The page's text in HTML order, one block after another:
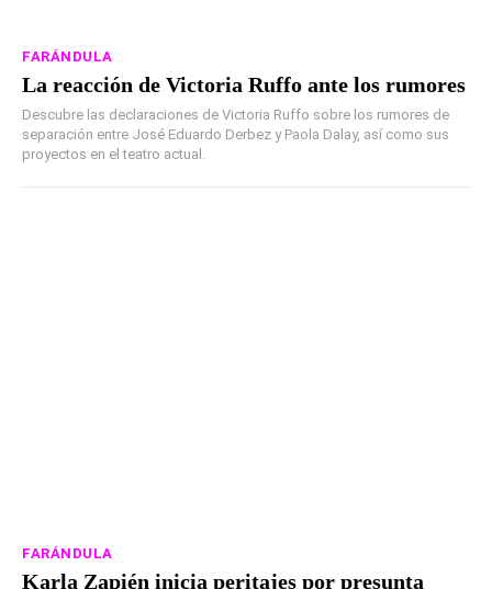
FARÁNDULA
La reacción de Victoria Ruffo ante los rumores
Descubre las declaraciones de Victoria Ruffo sobre los rumores de
separación entre José Eduardo Derbez y Paola Dalay, así como sus
proyectos en el teatro actual.
FARÁNDULA
Karla Zapién inicia peritajes por presunta